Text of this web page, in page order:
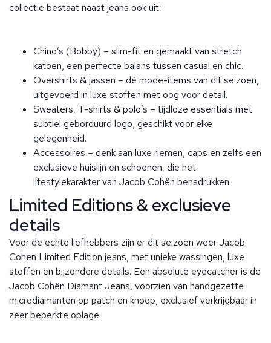
collectie bestaat naast jeans ook uit:
Chino’s (Bobby) – slim-fit en gemaakt van stretch
katoen, een perfecte balans tussen casual en chic.
Overshirts & jassen – dé mode-items van dit seizoen,
uitgevoerd in luxe stoffen met oog voor detail.
Sweaters, T-shirts & polo’s – tijdloze essentials met
subtiel geborduurd logo, geschikt voor elke
gelegenheid.
Accessoires – denk aan luxe riemen, caps en zelfs een
exclusieve huislijn en schoenen, die het
lifestylekarakter van Jacob Cohën benadrukken.
Limited Editions & exclusieve
details
Voor de echte liefhebbers zijn er dit seizoen weer Jacob
Cohën Limited Edition jeans, met unieke wassingen, luxe
stoffen en bijzondere details. Een absolute eyecatcher is de
Jacob Cohën Diamant Jeans, voorzien van handgezette
microdiamanten op patch en knoop, exclusief verkrijgbaar in
zeer beperkte oplage.